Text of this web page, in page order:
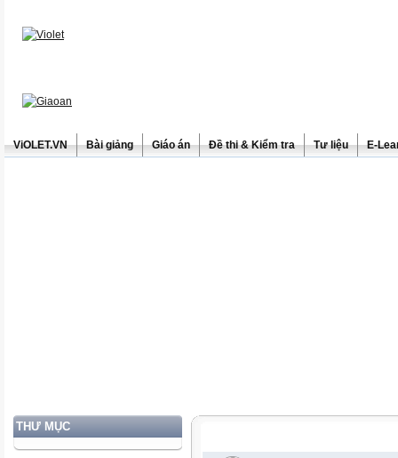
ViOLET.VN Bài giảng Giáo án Đề thi & Kiểm tra Tư liệu E-
THƯ MỤC